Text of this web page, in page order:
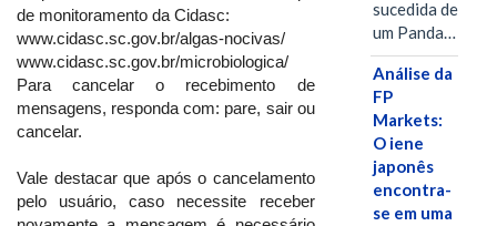
de monitoramento da Cidasc:
www.cidasc.sc.gov.br/algas-nocivas/
www.cidasc.sc.gov.br/microbiologica/
Para cancelar o recebimento de
mensagens, responda com: pare, sair ou
cancelar.
Vale destacar que após o cancelamento
pelo usuário, caso necessite receber
sucedida de
um Panda…
Análise da
FP
Markets:
O iene
japonês
encontra-
se em uma